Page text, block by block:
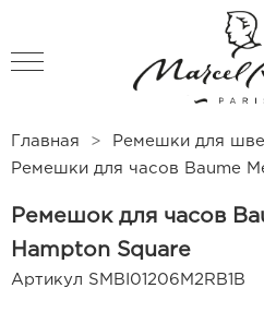
Главная
Ремешки для
Ремешки для часов Baume
Ремешок для часов
Hampton Square
Артикул SMBI01206M2RB1B